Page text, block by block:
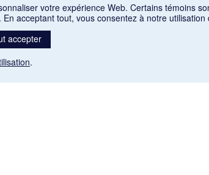
votre expérience Web. Certains témoins
acceptant tout, vous consentez à notre
accepter
.